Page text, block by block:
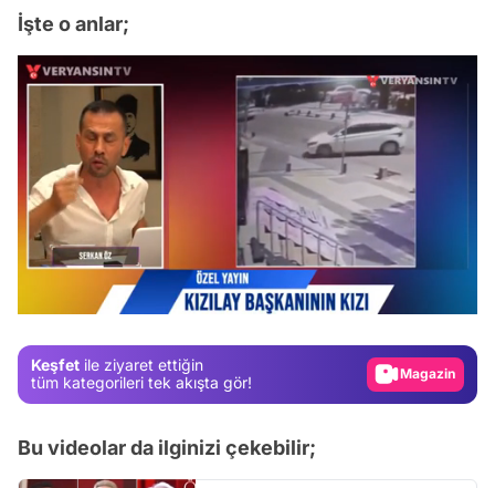
İşte o anlar;
Keşfet ile ziyaret ettiğin
tüm kategorileri tek akışta gör!
Magazin
Video
Bu videolar da ilginizi çekebilir;